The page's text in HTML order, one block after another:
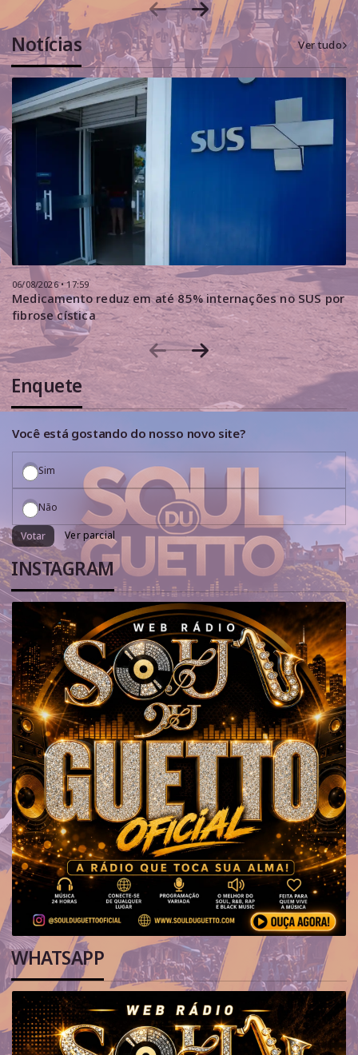
Notícias Ver tudo
06/08/2026 • 17:59
Medicamento reduz em até 85% internações no SUS por
fibrose cística
Enquete
Você está gostando do nosso novo site?
Sim
Não
Votar Ver parcial
INSTAGRAM
WHATSAPP